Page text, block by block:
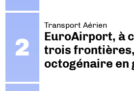
Transport Aérien
EuroAirport, à
trois
octogénaire en